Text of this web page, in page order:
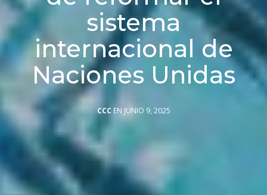
sistema
internacional de
Naciones Unidas
CCC EN JUNIO 9, 2025